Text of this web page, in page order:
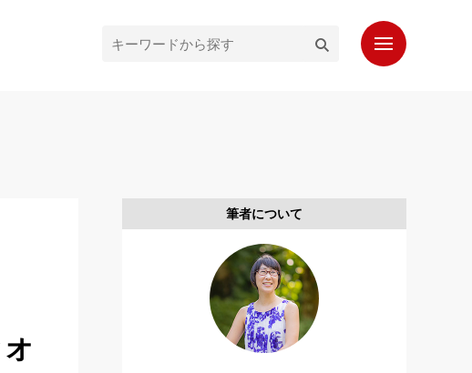
もっと知りたいシンガポール通信
お問い合わせ
筆者について